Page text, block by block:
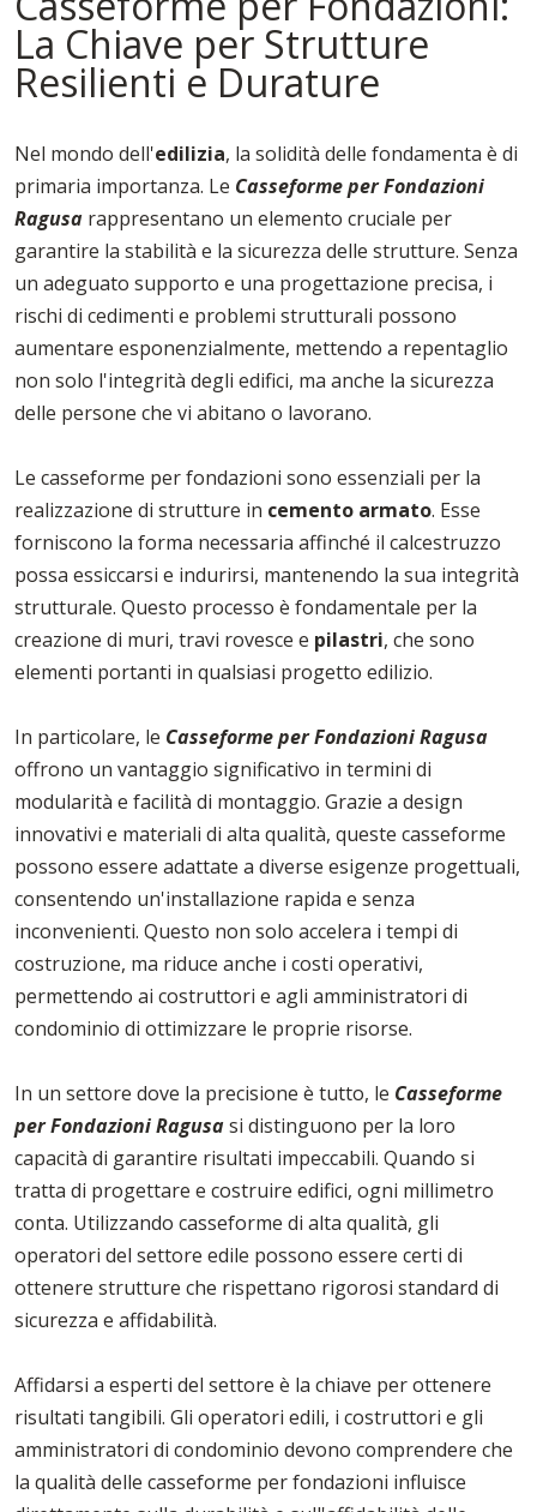
La Chiave per Strutture
Resilienti e Durature
Nel mondo dell'edilizia, la solidità delle fondamenta è di
primaria importanza. Le Casseforme per Fondazioni
Ragusa rappresentano un elemento cruciale per
garantire la stabilità e la sicurezza delle strutture. Senza
un adeguato supporto e una progettazione precisa, i
rischi di cedimenti e problemi strutturali possono
aumentare esponenzialmente, mettendo a repentaglio
non solo l'integrità degli edifici, ma anche la sicurezza
delle persone che vi abitano o lavorano.
Le casseforme per fondazioni sono essenziali per la
realizzazione di strutture in cemento armato. Esse
forniscono la forma necessaria affinché il calcestruzzo
possa essiccarsi e indurirsi, mantenendo la sua integrità
strutturale. Questo processo è fondamentale per la
creazione di muri, travi rovesce e pilastri, che sono
elementi portanti in qualsiasi progetto edilizio.
In particolare, le Casseforme per Fondazioni Ragusa
offrono un vantaggio significativo in termini di
modularità e facilità di montaggio. Grazie a design
innovativi e materiali di alta qualità, queste casseforme
possono essere adattate a diverse esigenze progettuali,
consentendo un'installazione rapida e senza
inconvenienti. Questo non solo accelera i tempi di
costruzione, ma riduce anche i costi operativi,
permettendo ai costruttori e agli amministratori di
condominio di ottimizzare le proprie risorse.
In un settore dove la precisione è tutto, le Casseforme
per Fondazioni Ragusasi distinguono per la loro
capacità di garantire risultati impeccabili. Quando si
tratta di progettare e costruire edifici, ogni millimetro
conta. Utilizzando casseforme di alta qualità, gli
operatori del settore edile possono essere certi di
ottenere strutture che rispettano rigorosi standard di
sicurezza e affidabilità.
Affidarsi a esperti del settore è la chiave per ottenere
risultati tangibili. Gli operatori edili, i costruttori e gli
amministratori di condominio devono comprendere che
la qualità delle casseforme per fondazioni influisce